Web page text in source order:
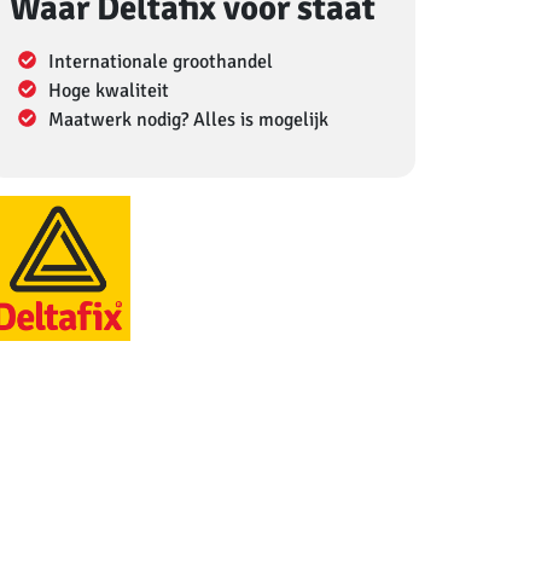
Internationale groothandel
Hoge kwaliteit
Maatwerk nodig? Alles is mogelijk